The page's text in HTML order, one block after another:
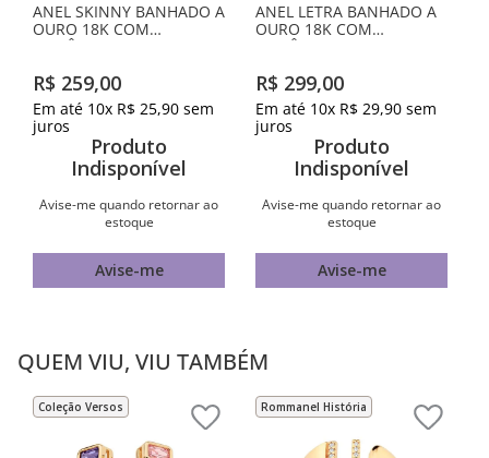
ANEL SKINNY BANHADO A
OURO 18K COM
ZIRCÔNIAS
R$ 259,00
Em até 10x R$ 25,90 sem
juros
Produto
Indisponível
Avise-me quando retornar ao
estoque
Avise-me
ANEL LETRA BANHADO A
OURO 18K COM
ZIRCÔNIAS -LETRA H
R$ 299,00
Em até 10x R$ 29,90 sem
juros
Produto
Indisponível
Avise-me quando retornar ao
estoque
Avise-me
QUEM VIU, VIU TAMBÉM
Coleção Versos Rommanel História